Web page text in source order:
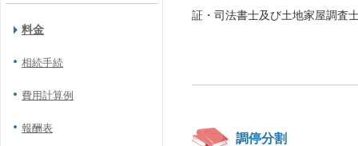
証・司法書士及び土地家屋調査
調停分割
料金
相続手続
費用計算例
報酬表